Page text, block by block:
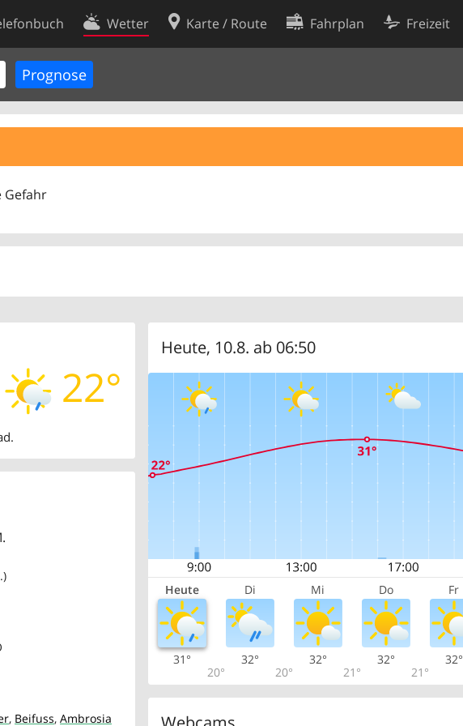
Wetter Karte / Route Fahrplan Freizeit
Gefahr
22°
, Beifuss, Ambrosia
Heute, 10.8. ab 06:50
Heute Di Mi Do Fr
31°
20°
32°
20°
32°
21°
32°
21°
32°
Kontakt
Nutzungsbedingungen
Datenschutzerklärung
Cookie-Einstellungen
Entwickler